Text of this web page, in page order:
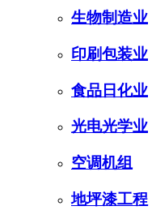
生物制造业
印刷包装业
食品日化业
光电光学业
空调机组
地坪漆工程